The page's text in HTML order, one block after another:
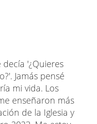
'¿Quieres
Jamás pensé
mi vida. Los
enseñaron más
de la Iglesia y